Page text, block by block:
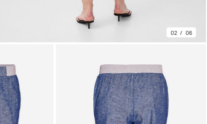
02 06